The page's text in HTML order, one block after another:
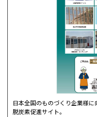
日本全国のものづくり企業様
脱炭素促進サイト。